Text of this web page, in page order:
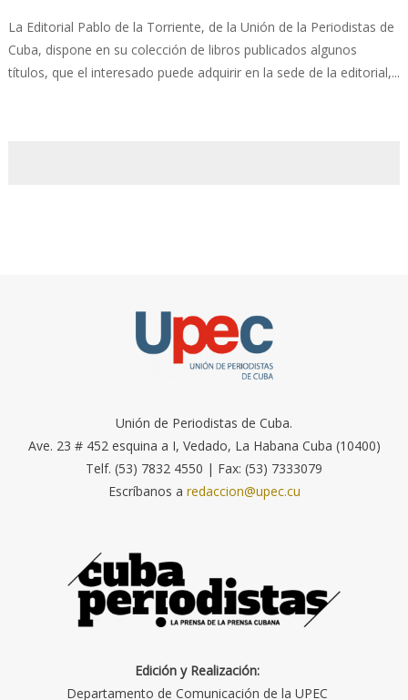
La Editorial Pablo de la Torriente, de la Unión de la Periodistas de
Cuba, dispone en su colección de libros publicados algunos
títulos, que el interesado puede adquirir en la sede de la editorial,...
Unión de Periodistas de Cuba.
Ave. 23 # 452 esquina a I, Vedado, La Habana Cuba (10400)
Telf. (53) 7832 4550 | Fax: (53) 7333079
Escríbanos a redaccion@upec.cu
Edición y Realización:
Departamento de Comunicación de la UPEC